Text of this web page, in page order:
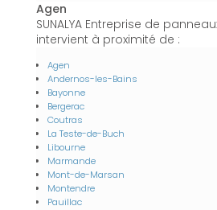
Agen
SUNALYA Entreprise de
intervient à proximité de :
Agen
Andernos-les-Bains
Bayonne
Bergerac
Coutras
La Teste-de-Buch
Libourne
Marmande
Mont-de-Marsan
Montendre
Pauillac